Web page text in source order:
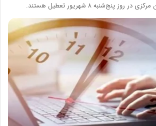
پنج‌شنبه ۸ شهریور تعطیل هستند.